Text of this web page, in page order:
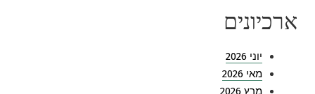
ארכיונים
יוני 2026
מאי 2026
מרץ 2026